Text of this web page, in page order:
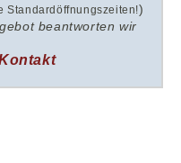
Standardöffnungszeiten!)
beantworten wir